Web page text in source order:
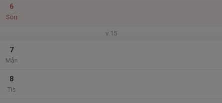
6
Sön
v.15
7
Mån
8
Tis